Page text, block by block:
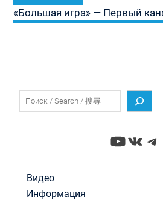
«Большая игра» — Первый
Видео
Информация